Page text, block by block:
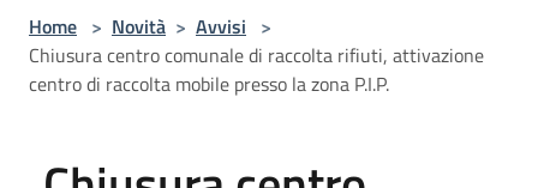
Home > Novità > Avvisi >
Chiusura centro comunale di raccolta rifiuti, attivazione
centro di raccolta mobile presso la zona P.I.P.